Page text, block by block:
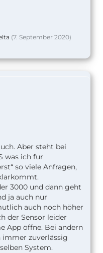
(7. September 2020)
Aber steht bei
was ich fur
so viele Anfragen,
3000 und dann geht
ja auch nur
auch noch höher
der Sensor leider
App öffne. Bei andern
immer zuverlässig
System.